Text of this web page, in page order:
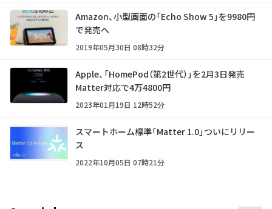
Amazon、小型画面の「Echo Show 5」を9980円
で発売へ
2019年05月30日 08時32分
Apple、「HomePod（第2世代）」を2月3日発売
Matter対応で4万4800円
2023年01月19日 12時52分
スマートホーム標準「Matter 1.0」ついにリリー
ス
2022年10月05日 07時21分